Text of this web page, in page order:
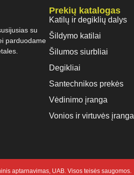
su
parduodame
Prekių katalogas
Katilų ir degiklių dalys
Šildymo katilai
Šilumos siurbliai
Degikliai
Santechnikos prekės
Vėdinimo įranga
Vonios ir virtuvės įranga
aptarnavimas, UAB. Visos teisės saugomos.